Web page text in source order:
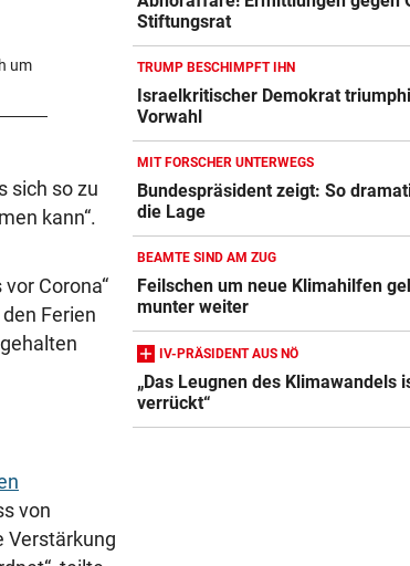
um
sich so zu
kann“.
Corona“
Ferien
von
Verstärkung
FRAUEN & ZUSAMMENHALT?
„Männliche Kollegen sind
nicht das Problem“
Salzburgs Gemeinden
immer weiter aus
„KRONE“-KOLUMNE
Vertrauen erreicht, was
niemals vermag
IM ALL SEIT 2025
„Falcon 9“-Schrottteil auf
Mond eingeschlagen
Stiftungsrat
TRUMP BESCHIMPFT IHN
Israelkritischer Demokrat
Vorwahl
MIT FORSCHER UNTERWEGS
Bundespräsident zeigt: So
die Lage
BEAMTE SIND AM ZUG
Feilschen um neue Klimahilfen
munter weiter
IV-PRÄSIDENT AUS NÖ
„Das Leugnen des Klimawandels
verrückt“